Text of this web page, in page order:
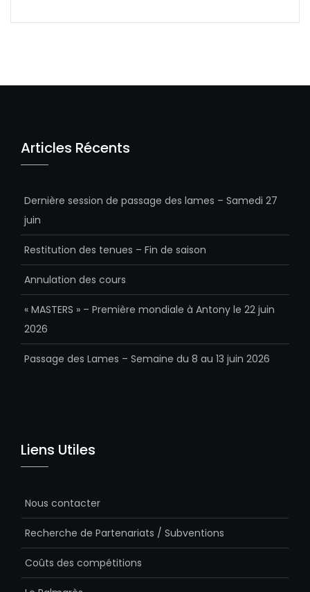
Articles Récents
Dernière session de passage des lames – Samedi 27
juin
Restitution des tenues – Fin de saison
Annulation des cours
« MASTERS » – Première mondiale à Antony le 22 juin
2026
Passage des Lames – Semaine du 8 au 13 juin 2026
Liens Utiles
Nous contacter
Recherche de Partenariats / Subventions
Coûts des compétitions